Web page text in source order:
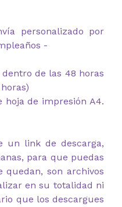
personalizado por
-
de las 48 horas
hoja de impresión A4.
un link de descarga,
para que puedas
son archivos
en su totalidad ni
que los descargues